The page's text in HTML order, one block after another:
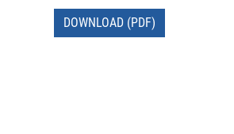
DOWNLOAD (PDF)